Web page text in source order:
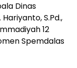
Dinas
S.Pd.,
12
Spemdalas